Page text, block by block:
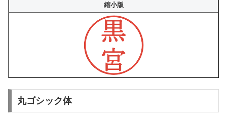
縮小版
丸ゴシック体